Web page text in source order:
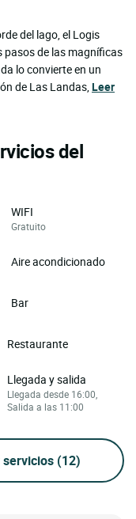
del lago, el Logis
pasos de las magníficas
lo convierte en un
de Las Landas,Leer
del
WIFI
Gratuito
Aire acondicionado
Bar
Restaurante
Llegada y salida
Llegada desde 16:00,
Salida a las 11:00
(12)